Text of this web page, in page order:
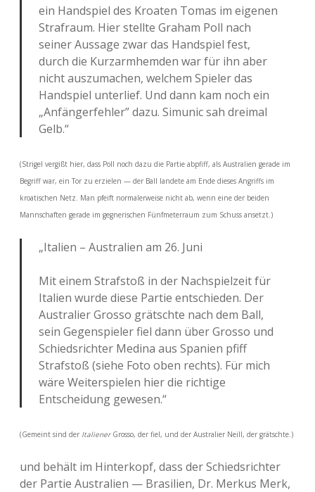
ein Handspiel des Kroaten Tomas im eigenen
Strafraum. Hier stellte Graham Poll nach
seiner Aussage zwar das Handspiel fest,
durch die Kurzarmhemden war für ihn aber
nicht auszumachen, welchem Spieler das
Handspiel unterlief. Und dann kam noch ein
„Anfängerfehler” dazu. Simunic sah dreimal
Gelb.“
(Strigel vergißt hier, dass Poll noch dazu die Partie abpfiff, als Australien gerade im
Begriff war, ein Tor zu erzielen — der Ball landete am Ende dieses Angriffs im
kroatischen Netz. Man pfeift normalerweise nicht ab, wenn eine der beiden
Mannschaften gerade im gegnerischen Fünfmeterraum zum Schuss ansetzt.)
„Italien – Australien am 26. Juni
Mit einem Strafstoß in der Nachspielzeit für
Italien wurde diese Partie entschieden. Der
Australier Grosso grätschte nach dem Ball,
sein Gegenspieler fiel dann über Grosso und
Schiedsrichter Medina aus Spanien pfiff
Strafstoß (siehe Foto oben rechts). Für mich
wäre Weiterspielen hier die richtige
Entscheidung gewesen.“
(Gemeint sind der ItalienerGrosso, der fiel, und der Australier Neill, der grätschte.)
und behält im Hinterkopf, dass der Schiedsrichter
der Partie Australien — Brasilien, Dr. Merkus Merk,